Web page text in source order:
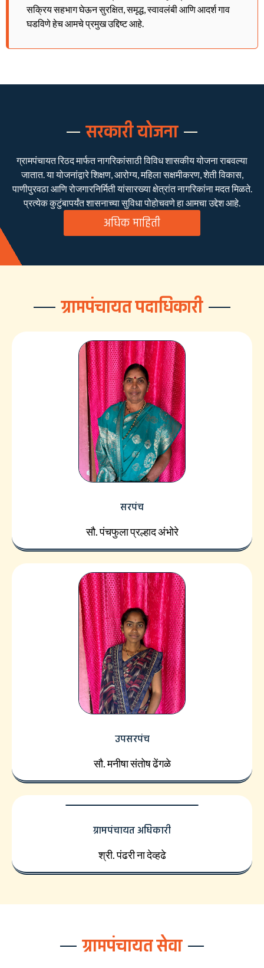
सक्रिय सहभाग घेऊन सुरक्षित, समृद्ध, स्वावलंबी आणि आदर्श गाव
घडविणे हेच आमचे प्रमुख उद्दिष्ट आहे.
सरकारी योजना
ग्रामपंचायत रिठद मार्फत नागरिकांसाठी विविध शासकीय योजना राबवल्या
जातात. या योजनांद्वारे शिक्षण, आरोग्य, महिला सक्षमीकरण, शेती विकास,
पाणीपुरवठा आणि रोजगारनिर्मिती यांसारख्या क्षेत्रांत नागरिकांना मदत मिळते.
प्रत्येक कुटुंबापर्यंत शासनाच्या सुविधा पोहोचवणे हा आमचा उद्देश आहे.
अधिक माहिती
ग्रामपंचायत पदाधिकारी
सरपंच
सौ. पंचफुला प्रल्हाद अंभोरे
उपसरपंच
सौ. मनीषा संतोष ढेंगळे
ग्रामपंचायत अधिकारी
श्री. पंढरी ना देव्हढे
ग्रामपंचायत सेवा